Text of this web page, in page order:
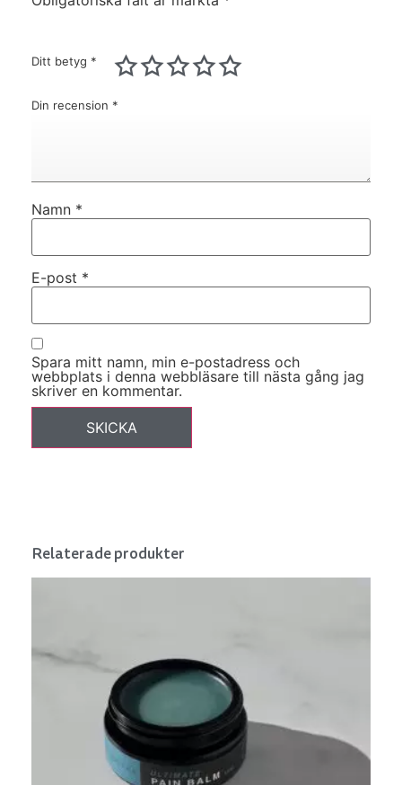
Ditt betyg *
Din recension *
Namn *
E-post *
Spara mitt namn, min e-postadress och
webbplats i denna webbläsare till nästa gång jag
skriver en kommentar.
Relaterade produkter